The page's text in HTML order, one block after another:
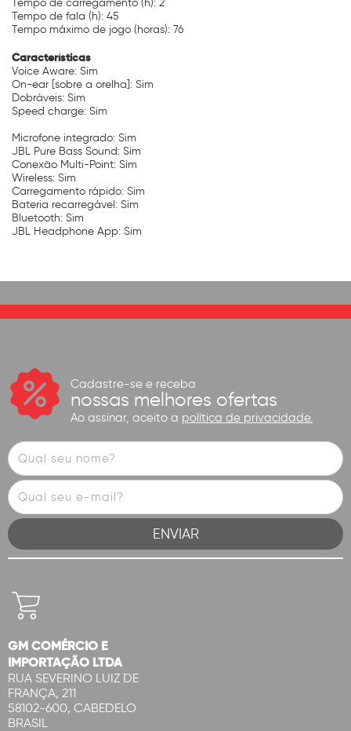
Tempo de carregamento (h): 2
Tempo de fala (h): 45
Tempo máximo de jogo (horas): 76
Características
Voice Aware: Sim
On-ear [sobre a orelha]: Sim
Dobráveis: Sim
Speed charge: Sim
Microfone integrado: Sim
JBL Pure Bass Sound: Sim
Conexão Multi-Point: Sim
Wireless: Sim
Carregamento rápido: Sim
Bateria recarregável: Sim
Bluetooth: Sim
JBL Headphone App: Sim
Cadastre-se e receba
nossas melhores ofertas
Ao assinar, aceito a política de privacidade.
GM COMÉRCIO E
IMPORTAÇÃO LTDA
RUA SEVERINO LUIZ DE
FRANÇA, 211
58102-600, CABEDELO
BRASIL